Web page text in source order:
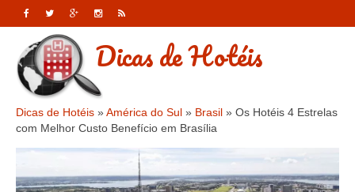
Dicas de Hotéis
Dicas de Hotéis »América do Sul » Brasil » Os Hotéis 4 Estrelas
com Melhor Custo Benefício em Brasília